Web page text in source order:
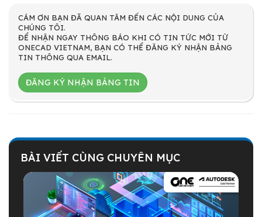
CÁM ƠN BẠN ĐÃ QUAN TÂM ĐẾN CÁC NỘI DUNG CỦA
CHÚNG TÔI.
ĐỂ NHẬN NGAY THÔNG BÁO KHI CÓ TIN TỨC MỚI TỪ
ONECAD VIETNAM, BẠN CÓ THỂ ĐĂNG KÝ NHẬN BẢNG
TIN THÔNG QUA EMAIL.
ĐĂNG KÝ NHẬN BẢNG TIN
BÀI VIẾT CÙNG CHUYÊN MỤC